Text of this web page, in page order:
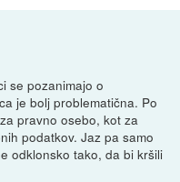
se pozanimajo o
je bolj problematična. Po
pravno osebo, kot za
podatkov. Jaz pa samo
odklonsko tako, da bi kršili